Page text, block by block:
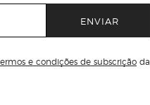
ENVIAR
e condições de subscrição da